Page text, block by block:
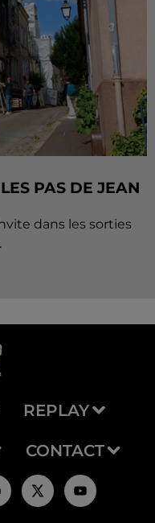
PAS DE JEAN
dans les sorties
REPLAY
CONTACT